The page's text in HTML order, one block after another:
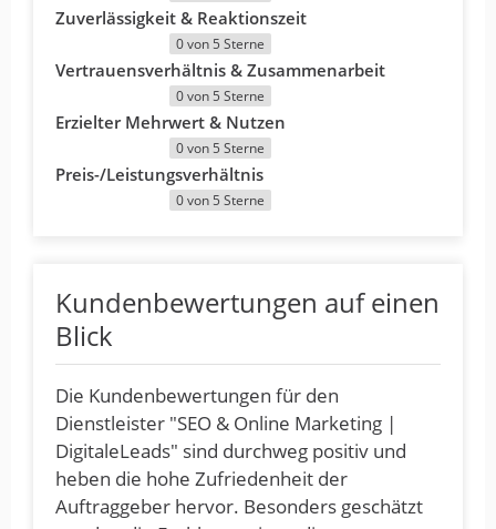
Zuverlässigkeit & Reaktionszeit
0 von 5 Sterne
Vertrauensverhältnis & Zusammenarbeit
0 von 5 Sterne
Erzielter Mehrwert & Nutzen
0 von 5 Sterne
Preis-/Leistungsverhältnis
0 von 5 Sterne
Kundenbewertungen auf einen
Blick
Die Kundenbewertungen für den
Dienstleister "SEO & Online Marketing |
DigitaleLeads" sind durchweg positiv und
heben die hohe Zufriedenheit der
Auftraggeber hervor. Besonders geschätzt